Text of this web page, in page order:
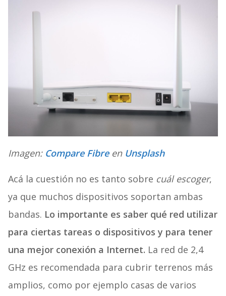
Imagen: Compare Fibreen Unsplash
Acá la cuestión no es tanto sobre cuál escoger,
ya que muchos dispositivos soportan ambas
bandas. Lo importante es saber qué red utilizar
para ciertas tareas o dispositivos y para tener
una mejor conexión a Internet. La red de 2,4
GHz es recomendada para cubrir terrenos más
amplios, como por ejemplo casas de varios